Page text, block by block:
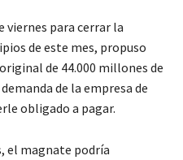
viernes para cerrar la
de este mes, propuso
de 44.000 millones de
de la empresa de
obligado a pagar.
el magnate podría